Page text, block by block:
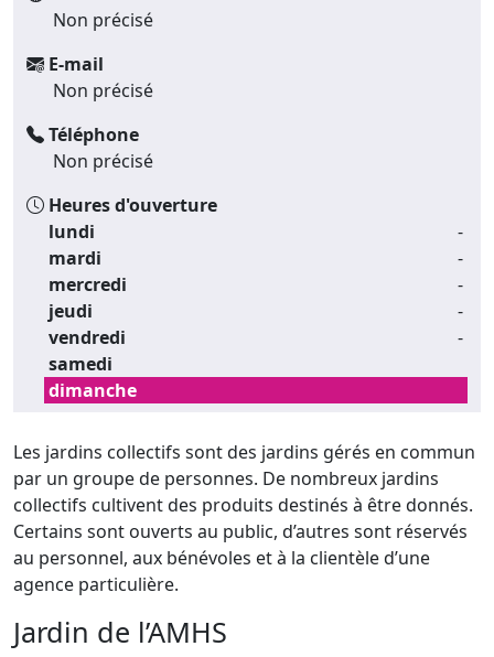
Non précisé
E-mail
Non précisé
Téléphone
Non précisé
Heures d'ouverture
lundi
-
mardi
-
mercredi
-
jeudi
-
vendredi
-
samedi
dimanche
Les jardins collectifs sont des jardins gérés en commun
par un groupe de personnes. De nombreux jardins
collectifs cultivent des produits destinés à être donnés.
Certains sont ouverts au public, d’autres sont réservés
au personnel, aux bénévoles et à la clientèle d’une
agence particulière.
Jardin de l’AMHS